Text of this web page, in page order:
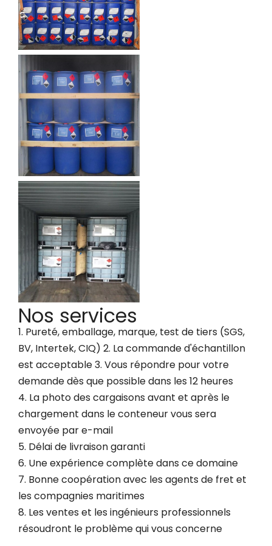
Nos services
1. Pureté, emballage, marque, test de tiers (SGS,
BV, Intertek, CIQ) 2. La commande d'échantillon
est acceptable 3. Vous répondre pour votre
demande dès que possible dans les 12 heures
4. La photo des cargaisons avant et après le
chargement dans le conteneur vous sera
envoyée par e-mail
5. Délai de livraison garanti
6. Une expérience complète dans ce domaine
7. Bonne coopération avec les agents de fret et
les compagnies maritimes
8. Les ventes et les ingénieurs professionnels
résoudront le problème qui vous concerne